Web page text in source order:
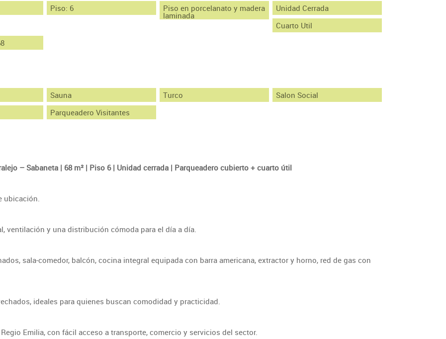
Piso: 6 Piso en porcelanato y madera
laminada
Unidad Cerrada
Cuarto Util
Sauna Turco
Salon Social
Parqueadero Visitantes
– Sabaneta | 68 m² | Piso 6 | Unidad cerrada | Parqueadero cubierto + cuarto útil
ubicación.
ventilación y una distribución cómoda para el día a día.
sala-comedor, balcón, cocina integral equipada con barra americana, extractor y horno, red de gas con
ideales para quienes buscan comodidad y practicidad.
Emilia, con fácil acceso a transporte, comercio y servicios del sector.